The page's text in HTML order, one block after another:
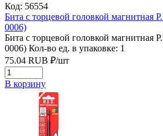
Код: 56554
Бита с торцевой головкой магнитная
0006)
Бита с торцевой головкой магнитная
0006) Кол-во ед. в упаковке: 1
75.04 RUB ₽/шт
В корзину